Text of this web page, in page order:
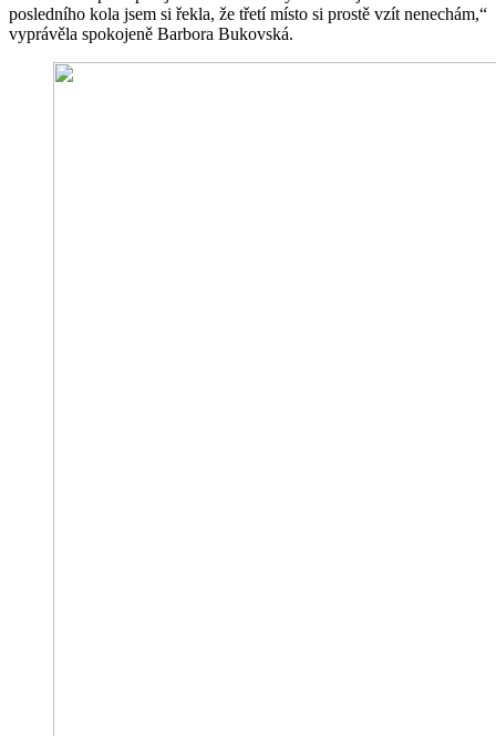
posledního kola jsem si řekla, že třetí místo si prostě vzít nenechám,“
vyprávěla spokojeně Barbora Bukovská.